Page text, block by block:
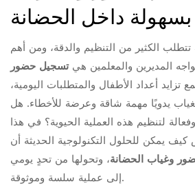
بسهولة داخل الحضانة
تتطلب الكثير من التنظيم والدقة، ومن أهم
المديرين والمعلمين هيتسجيل حضور
تزايد أعداد الأطفال والمتطلبات اليومية،
يدويًا مهمة شاقة وعرضة للأخطاء. هل
لتنظيم هذه العملية الحيوية؟ في هذا
يمكن للحلول التكنولوجية الحديثة أن
وغياب الحضانة، وتحولها من تحدٍ يومي
إلى عملية سلسة وموثوقة.